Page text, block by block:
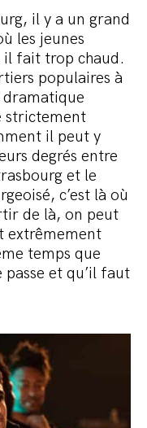
il y a un grand
les jeunes
il fait trop chaud.
populaires à
dramatique
strictement
il peut y
degrés entre
et le
c’est là où
de là, on peut
extrêmement
temps que
passe et qu’il faut